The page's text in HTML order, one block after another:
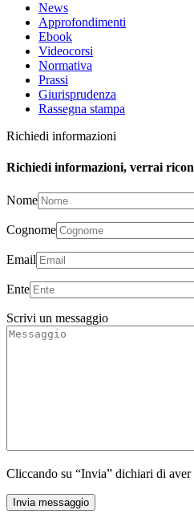
News
Approfondimenti
Ebook
Videocorsi
Normativa
Prassi
Giurisprudenza
Rassegna stampa
Richiedi informazioni
Richiedi informazioni, verrai
Nome
Cognome
Email
Ente
Scrivi un messaggio
Cliccando su “Invia” dichiari di aver